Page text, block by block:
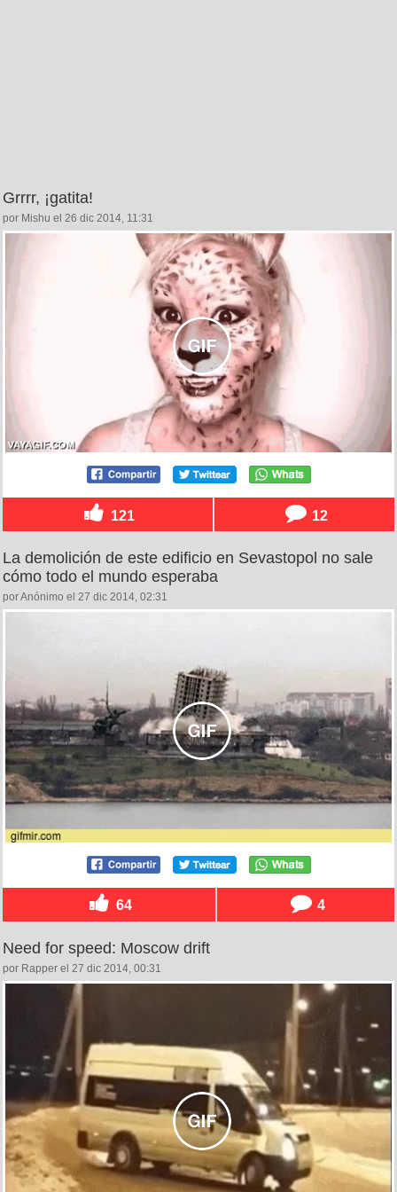
Grrrr, ¡gatita!
por Mishu el 26 dic 2014, 11:31
121 12
La demolición de este edificio en Sevastopol no sale
cómo todo el mundo esperaba
por Anónimo el 27 dic 2014, 02:31
64 4
Need for speed: Moscow drift
por Rapper el 27 dic 2014, 00:31